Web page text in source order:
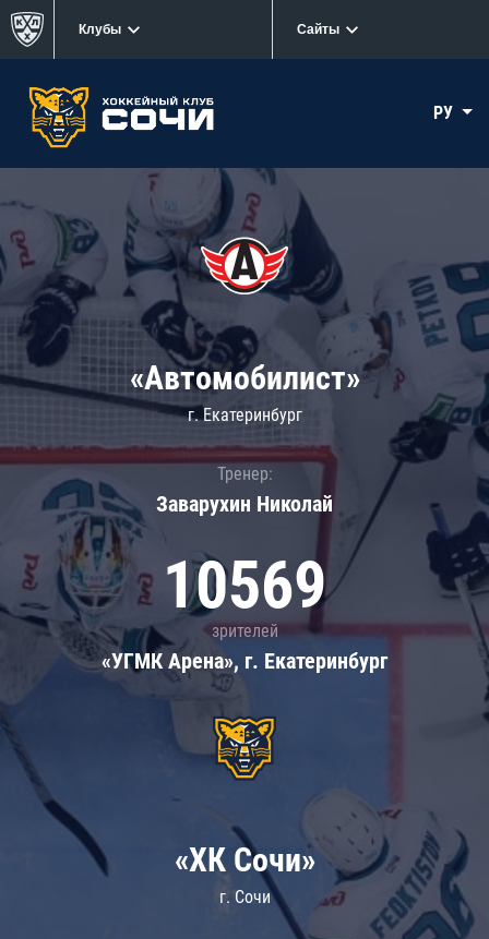
Клубы Сайты
РУ
«Автомобилист»
г. Екатеринбург
Тренер:
Заварухин Николай
10569
зрителей
«УГМК Арена», г. Екатеринбург
«ХК Сочи»
г. Сочи